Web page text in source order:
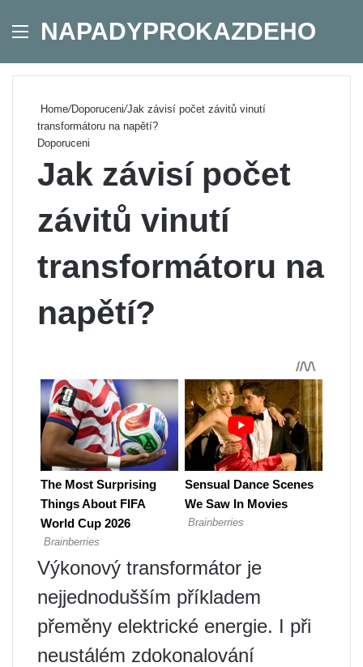
Menu
NAPADYPROKAZDEHO
Home/Doporuceni/Jak závisí počet závitů vinutí
transformátoru na napětí?
Doporuceni
Jak závisí počet
závitů vinutí
transformátoru na
napětí?
Výkonový transformátor je
nejjednodušším příkladem
přeměny elektrické energie. I při
neustálém zdokonalování